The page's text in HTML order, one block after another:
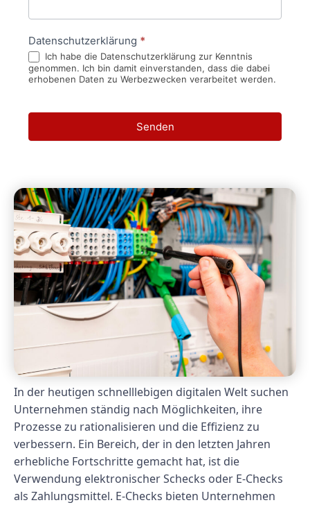
Datenschutzerklärung *
Ich habe die Datenschutzerklärung zur Kenntnis
genommen. Ich bin damit einverstanden, dass die dabei
erhobenen Daten zu Werbezwecken verarbeitet werden.
Senden
In der heutigen schnelllebigen digitalen Welt suchen
Unternehmen ständig nach Möglichkeiten, ihre
Prozesse zu rationalisieren und die Effizienz zu
verbessern. Ein Bereich, der in den letzten Jahren
erhebliche Fortschritte gemacht hat, ist die
Verwendung elektronischer Schecks oder E-Checks
als Zahlungsmittel. E-Checks bieten Unternehmen